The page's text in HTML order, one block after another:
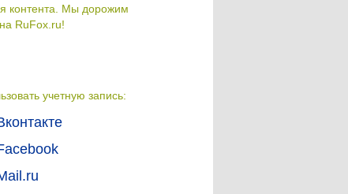
контента. Мы дорожим
RuFox.ru!
учетную запись: